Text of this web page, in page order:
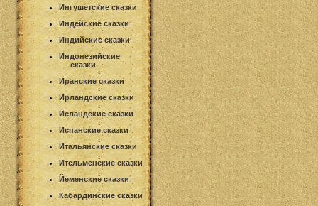
Ингушетские сказки
Индейские сказки
Индийские сказки
Индонезийские
сказки
Иранские сказки
Ирландские сказки
Исландские сказки
Испанские сказки
Итальянские сказки
Ительменские сказки
Йеменские сказки
Кабардинские сказки